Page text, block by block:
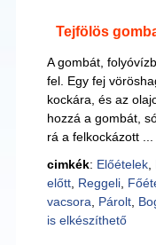
Tejfölös
A gombát,
fel. Egy fej
kockára, és az
hozzá a gombát,
rá a felkockázott ...
cimkék: Előételek,
előtt, Reggeli,
vacsora
Párolt,
is elkészíthető